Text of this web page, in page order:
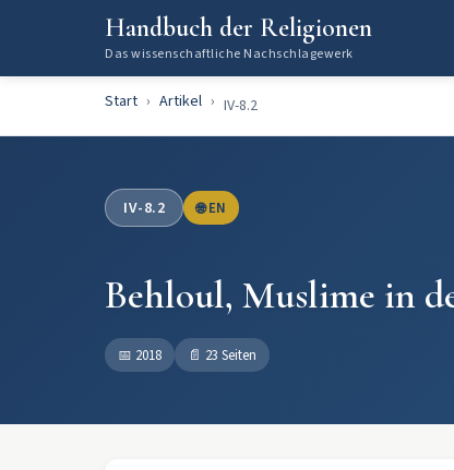
Handbuch der Religionen
Das wissenschaftliche Nachschlagewerk
Start Artikel IV-8.2
IV-8.2 🌐 EN
Behloul, Muslime in
📅 2018 📄 23 Seiten